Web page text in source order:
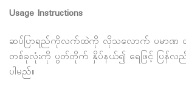
Usage Instructions
ဆပ်ပြာရည်ကိုလက်ထဲကို လိုသလောက် ပမာဏ ထ
တစ်ခုလုံးကို ပွတ်တိုက် နှိပ်နယ်၍ ရေဖြင့် ပြန်လည်
ပါမည်။